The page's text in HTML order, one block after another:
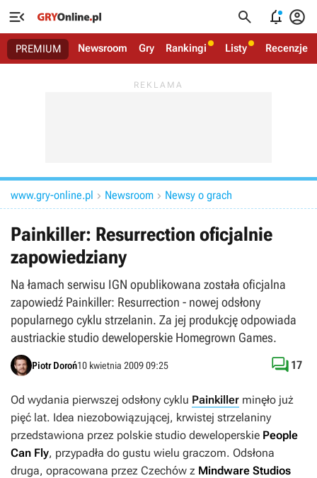
   
PREMIUM Newsroom Gry Rankingi Listy Recenzje
www.gry-online.pl  Newsroom  Newsy o grach
Painkiller: Resurrection oficjalnie
zapowiedziany
Na łamach serwisu IGN opublikowana została oficjalna
zapowiedź Painkiller: Resurrection - nowej odsłony
popularnego cyklu strzelanin. Za jej produkcję odpowiada
austriackie studio deweloperskie Homegrown Games.
Piotr Doroń10 kwietnia 2009 09:25  17
Od wydania pierwszej odsłony cyklu Painkiller minęło już
pięć lat. Idea niezobowiązującej, krwistej strzelaniny
przedstawiona przez polskie studio deweloperskie People
Can Fly, przypadła do gustu wielu graczom. Odsłona
druga, opracowana przez Czechów z Mindware Studios